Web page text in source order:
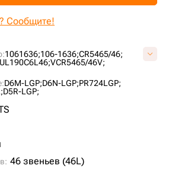
1061636;106-1636;CR5465/46;
UL190C6L46;VCR5465/46V;
D6M-LGP;D6N-LGP;PR724LGP;
D5R-LGP;
46 звеньев (46L)
Сообщите!